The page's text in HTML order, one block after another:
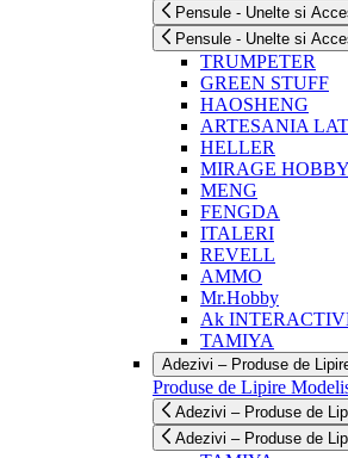
Pensule - Unelte si
Pensule - Unelte si
TRUMPETER
GREEN STUFF
HAOSHENG
ARTESANIA
HELLER
MIRAGE HOBBY
MENG
FENGDA
ITALERI
REVELL
AMMO
Mr.Hobby
Ak
TAMIYA
Adezivi – Produse de
Produse de Lipire
Adezivi – Produse de
Adezivi – Produse de